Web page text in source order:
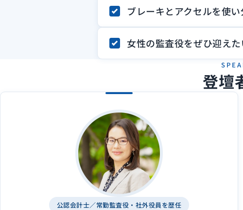
ブレーキとアクセルを使
女性の監査役をぜひ迎えた
登壇
公認会計士／常勤監査役・社外役員を歴任